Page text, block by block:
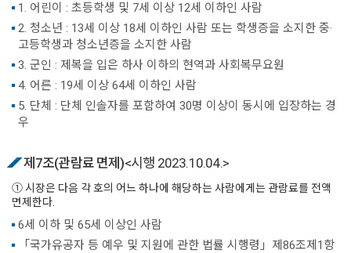
1. 어린이 : 초등학생 및 7세 이상 12세 이하인 사람
2. 청소년 : 13세 이상 18세 이하인 사람 또는 학생증을 소지한 중·
고등학생과 청소년증을 소지한 사람
3. 군인 : 제복을 입은 하사 이하의 현역과 사회복무요원
4. 어른 : 19세 이상 64세 이하인 사람
5. 단체 : 단체 인솔자를 포함하여 30명 이상이 동시에 입장하는 경
우
제7조(관람료 면제)<시행 2023.10.04.>
① 시장은 다음 각 호의 어느 하나에 해당하는 사람에게는 관람료를 전액
면제한다.
6세 이하 및 65세 이상인 사람
「국가유공자 등 예우 및 지원에 관한 법률 시행령」제86조제1항